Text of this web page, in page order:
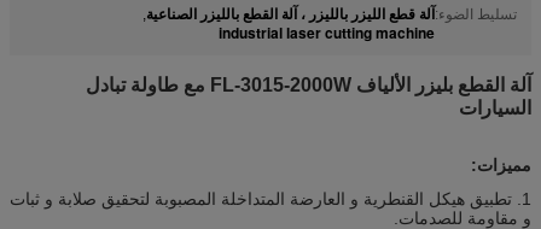
تسليط الضوء:آلة قطع الليزر بالليزر ، آلة القطع بالليزر الصناعية,
industrial laser cutting machine
آلة القطع بليزر الألياف FL-3015-2000W مع طاولة تبادل
السيارات
مميزات:
1. تطبيق هيكل القنطرية و العارضة المتداخلة المصبوبة لتحقيق صلابة و ثبات
و مقاومة للصدمات.